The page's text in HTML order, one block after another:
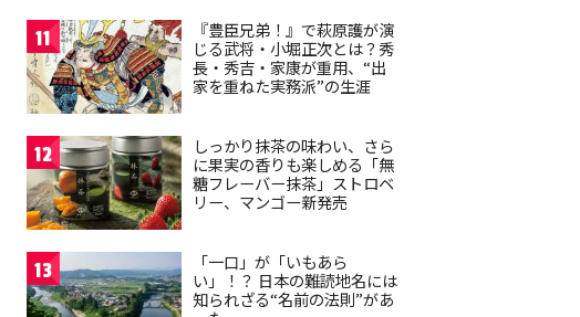
11
『豊臣兄弟！』で萩原護が演
じる武将・小堀正次とは？秀
長・秀吉・家康が重用、“出
家を重ねた実務派”の生涯
12
しっかり抹茶の味わい、さら
に果実の香りも楽しめる「無
糖フレーバー抹茶」ストロベ
リー、マンゴー新発売
13
「一口」が「いもあら
い」！？ 日本の難読地名には
知られざる“名前の法則”があ